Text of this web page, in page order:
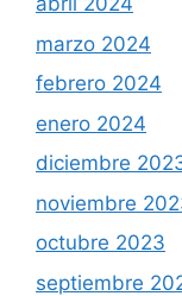
marzo 2024
febrero 2024
enero 2024
diciembre
noviembre
octubre 2023
septiembre